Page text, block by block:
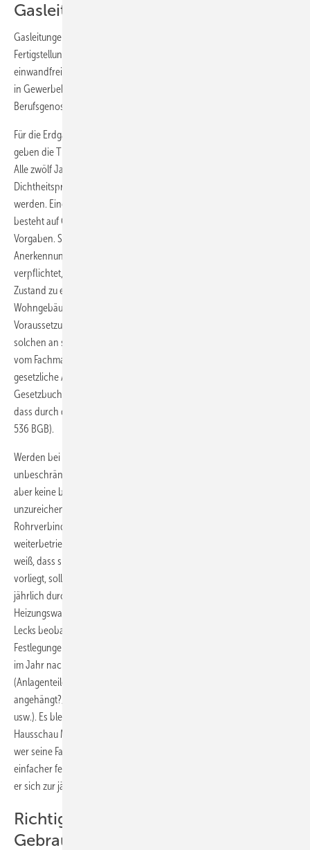
Gasleitungen
Gasleitungen in Industriebetrieben sind sechs Jahre nach
Fertigstellung und danach in kürzeren Zeitabständen auf ihren
einwandfreien technischen Zustand hin zu prüfen. Für Gasleitungen
in Gewerbebetrieben wie Bäckereien, Metzgereien können die
Berufsgenossenschaften zusätzliche Kontrollen fordern.
Für die Erdgasleitungen auf Grundstücken und in Wohnhäusern
geben die TRGI 2008 einen Kontrollzeitraum von zwölf Jahren vor.
Alle zwölf Jahre sollen demnach die Niederdruck-Gasleitungen einer
Dichtheitsprüfung oder einer Gebrauchsfähigkeitsprüfung unterzogen
werden. Eine Verpflichtung zur Durchführung dieser Kontrollen
besteht auf Grund vertraglicher Verpflichtungen und gesetzlicher
Vorgaben. Schließlich hat sich der Betreiber der Installation mit
Anerkennung der Niederdruck-Anschlussverordnung (NDAV, § 13)
verpflichtet, seine Installation in einem jederzeit betriebssicheren
Zustand zu erhalten. Und diesen machen auch die Allgemeinen
Wohngebäude-Versicherungsbedingungen (VGB 88, § 11) zur
Voraussetzung für einen umfassenden Versicherungsschutz. Neben
solchen an sich schon guten Gründen, die Gasinstallation regelmäßig
vom Fachmann kontrollieren zu lassen, gesellt sich noch der
gesetzliche Aspekt. Nach den Festlegungen des Bürgerlichen
Gesetzbuches (BGB) muss der Betreiber einer Anlage dafür sorgen,
dass durch die Anlage für niemanden eine Gefahr entsteht (§§ 823,
536 BGB).
Werden bei der Überprüfung Leitungen entdeckt, die im Rahmen der
unbeschränkten Gebrauchsfähigkeit undicht sind (Leckrate < 1 l/h),
aber keine baulichen Mängel aufweisen (Korrosionsschäden,
unzureichende Befestigung, unbelüftet eingekastete Leitung mit
Rohrverbindungen, etc.), können diese ohne Reparatur
weiterbetrieben werden. Da man von diesen aber in der Regel nur
weiß, dass sie geringfügig undicht sind und nicht, warum eine Leckage
vorliegt, sollten sie einer regelmäßigen Begutachtung unterliegen. ­Eine
jährlich durchzuführende Kontrolle der Leckage im Rahmen der
Heizungswartung bietet sich hierfür an. So kann die Entwicklung des
Lecks beobachtet und wenn nötig eingegriffen werden. Nach den
Festlegungen der TRGI soll der Betreiber der Installation selbst einmal
im Jahr nach dem Rechten sehen. Ihm obliegt die optische Kontrolle
(Anlagenteile zugänglich?/Keine Gegenstände an die Leitung
angehängt?/Befestigungen in Ordnung?/Keine Korrosion erkennbar?/
usw.). Es bleibt aber die Frage offen, ob der Laie bei so einer
Hausschau Mängel als solche wahrnimmt und für Abhilfe sorgt. Denn
wer seine Fahrräder an die Gasleitung hängt, um den Kellerfußboden
einfacher fegen zu können, wird das nicht als Fehler erkennen, wenn
er sich zur jährlichen Kontrolle aufmacht.
Richtige Bewertung der ­
Gebrauchsfähigkeit